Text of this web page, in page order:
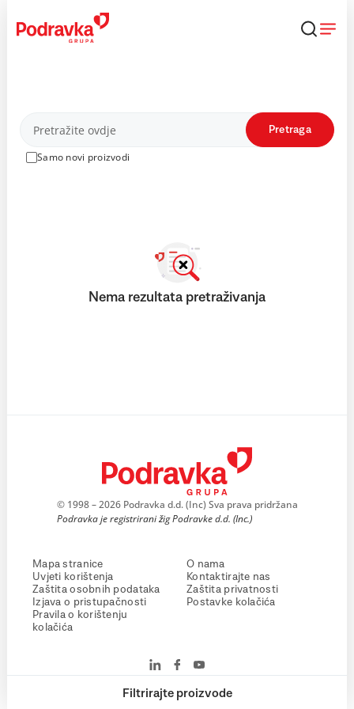
content
Proizvodi
Samo novi proizvodi
Pretraga
Filtrirajte proizvode
Nema rezultata pretraživanja
© 1998 – 2026 Podravka d.d. (Inc) Sva prava pridržana
Podravka je registrirani žig Podravke d.d. (Inc.)
Mapa stranice
Uvjeti korištenja
Zaštita osobnih podataka
Izjava o pristupačnosti
Pravila o korištenju
kolačića
O nama
Kontaktirajte nas
Zaštita privatnosti
Postavke kolačića